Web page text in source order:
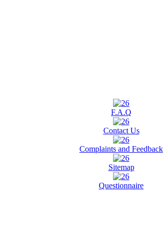
F.A.Q
Contact Us
Complaints and Feedback
Sitemap
Questionnaire